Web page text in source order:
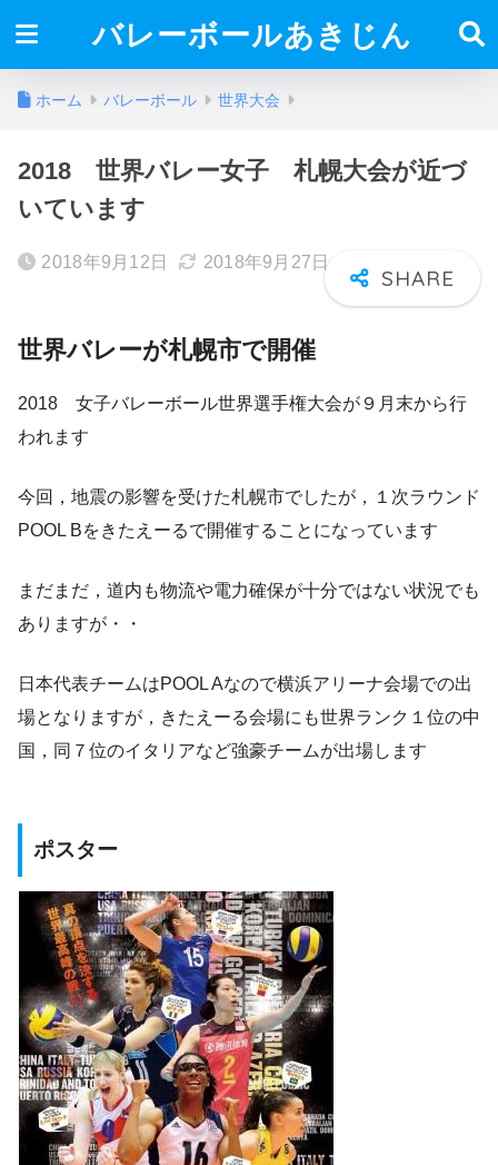
バレーボールあきじん
ホーム バレーボール 世界大会
2018 世界バレー女子 札幌大会が近づ
いています
2018年9月12日 2018年9月27日
世界バレーが札幌市で開催
2018 女子バレーボール世界選手権大会が９月末から行
われます
今回，地震の影響を受けた札幌市でしたが，１次ラウンド
POOL Bをきたえーるで開催することになっています
まだまだ，道内も物流や電力確保が十分ではない状況でも
ありますが・・
日本代表チームはPOOL Aなので横浜アリーナ会場での出
場となりますが，きたえーる会場にも世界ランク１位の中
国，同７位のイタリアなど強豪チームが出場します
ポスター